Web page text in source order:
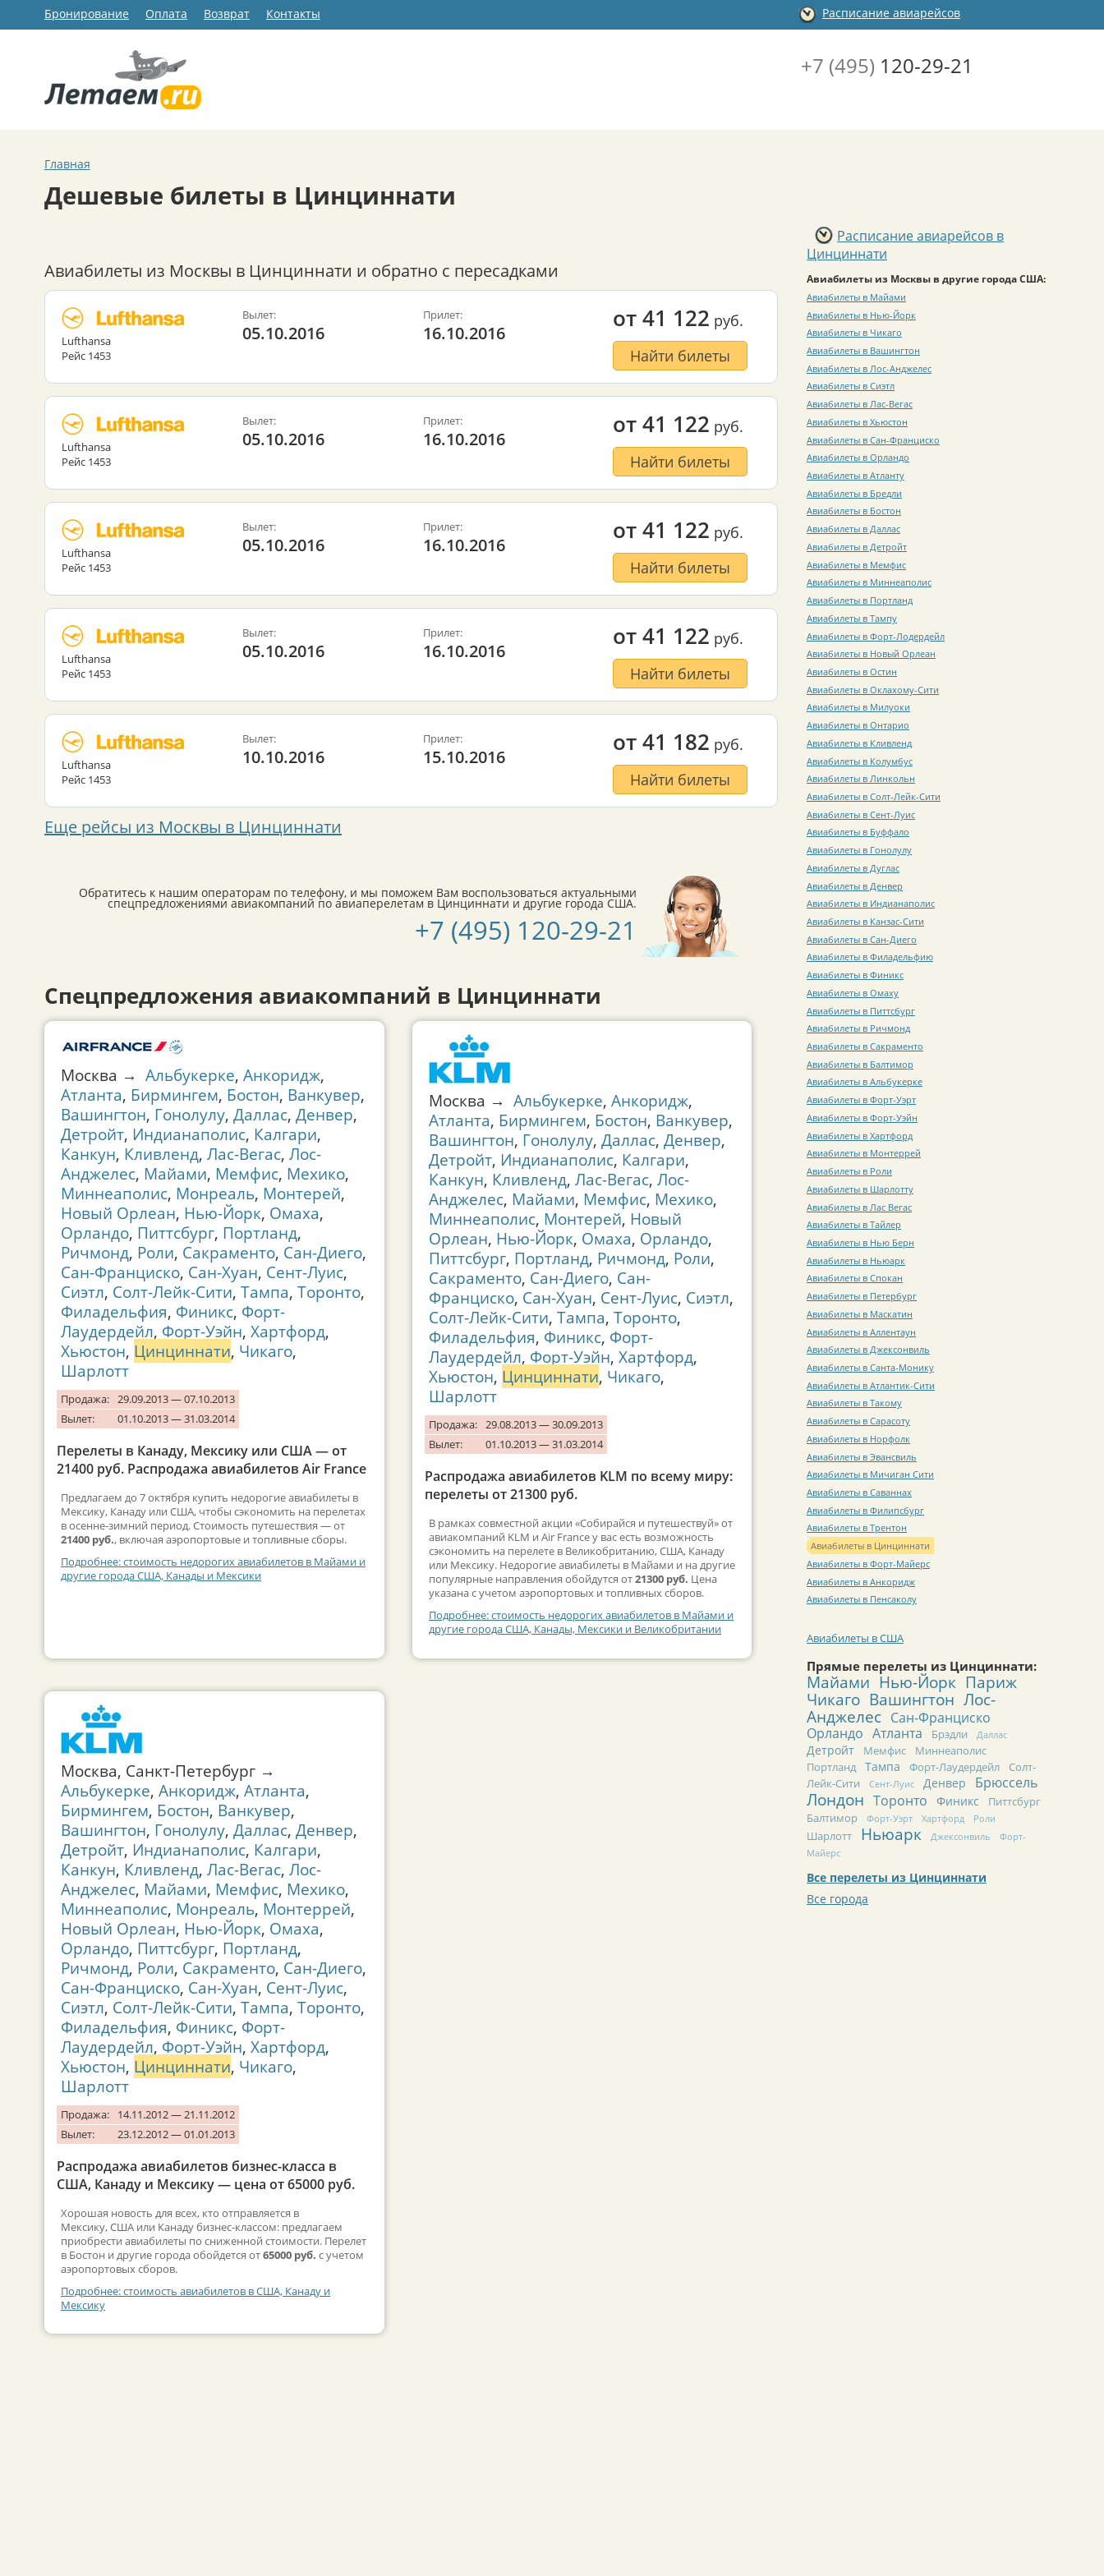
Бронирование Оплата Возврат Контакты Расписание авиарейсов
+7 (495) 120-29-21
Главная
Дешевые билеты в Цинциннати
Авиабилеты из Москвы в Цинциннати и обратно с пересадками
Lufthansa
Рейс 1453
Вылет:
05.10.2016
Прилет:
16.10.2016
от41 122 руб.
Найти билеты
Lufthansa
Рейс 1453
Вылет:
05.10.2016
Прилет:
16.10.2016
от41 122 руб.
Найти билеты
Lufthansa
Рейс 1453
Вылет:
05.10.2016
Прилет:
16.10.2016
от41 122 руб.
Найти билеты
Lufthansa
Рейс 1453
Вылет:
05.10.2016
Прилет:
16.10.2016
от41 122 руб.
Найти билеты
Lufthansa
Рейс 1453
Вылет:
10.10.2016
Прилет:
15.10.2016
от41 182 руб.
Найти билеты
Еще рейсы из Москвы в Цинциннати
Обратитесь к нашим операторам по телефону, и мы поможем Вам воспользоваться актуальными
спецпредложениями авиакомпаний по авиаперелетам в Цинциннати и другие города США.
+7 (495) 120-29-21
Спецпредложения авиакомпаний в Цинциннати
Москва → Альбукерке, Анкоридж,
Атланта, Бирмингем, Бостон, Ванкувер,
Вашингтон, Гонолулу, Даллас, Денвер,
Детройт, Индианаполис, Калгари,
Канкун, Кливленд, Лас-Вегас, Лос-
Анджелес, Майами, Мемфис, Мехико,
Миннеаполис, Монреаль, Монтерей,
Новый Орлеан, Нью-Йорк, Омаха,
Орландо, Питтсбург, Портланд,
Ричмонд, Роли, Сакраменто, Сан-Диего,
Сан-Франциско, Сан-Хуан, Сент-Луис,
Сиэтл, Солт-Лейк-Сити, Тампа, Торонто,
Филадельфия, Финикс, Форт-
Лаудердейл, Форт-Уэйн, Хартфорд,
Хьюстон, Цинциннати, Чикаго,
Шарлотт
Продажа: 29.09.2013 — 07.10.2013
Вылет:
01.10.2013 — 31.03.2014
Перелеты в Канаду, Мексику или США — от
21400 руб. Распродажа авиабилетов Air France
Предлагаем до 7 октября купить недорогие авиабилеты в
Мексику, Канаду или США, чтобы сэкономить на перелетах
в осенне-зимний период. Стоимость путешествия — от
21400 руб., включая аэропортовые и топливные сборы.
Подробнее: стоимость недорогих авиабилетов в Майами и
другие города США, Канады и Мексики
Москва, Санкт-Петербург →
Альбукерке, Анкоридж, Атланта,
Бирмингем, Бостон, Ванкувер,
Вашингтон, Гонолулу, Даллас, Денвер,
Детройт, Индианаполис, Калгари,
Канкун, Кливленд, Лас-Вегас, Лос-
Анджелес, Майами, Мемфис, Мехико,
Миннеаполис, Монреаль, Монтеррей,
Новый Орлеан, Нью-Йорк, Омаха,
Орландо, Питтсбург, Портланд,
Ричмонд, Роли, Сакраменто, Сан-Диего,
Сан-Франциско, Сан-Хуан, Сент-Луис,
Сиэтл, Солт-Лейк-Сити, Тампа, Торонто,
Филадельфия, Финикс, Форт-
Лаудердейл, Форт-Уэйн, Хартфорд,
Хьюстон, Цинциннати, Чикаго,
Шарлотт
Продажа:
14.11.2012 — 21.11.2012
Вылет:
23.12.2012 — 01.01.2013
Распродажа авиабилетов бизнес-класса в
США, Канаду и Мексику — цена от 65000 руб.
Хорошая новость для всех, кто отправляется в
Мексику, США или Канаду бизнес-классом: предлагаем
приобрести авиабилеты по сниженной стоимости. Перелет
в Бостон и другие города обойдется от65000 руб. с учетом
аэропортовых сборов.
Подробнее: стоимость авиабилетов в США, Канаду и
Мексику
Москва → Альбукерке, Анкоридж,
Атланта, Бирмингем, Бостон, Ванкувер,
Вашингтон, Гонолулу, Даллас, Денвер,
Детройт, Индианаполис, Калгари,
Канкун, Кливленд, Лас-Вегас, Лос-
Анджелес, Майами, Мемфис, Мехико,
Миннеаполис, Монтерей, Новый
Орлеан, Нью-Йорк, Омаха, Орландо,
Питтсбург, Портланд, Ричмонд, Роли,
Сакраменто, Сан-Диего, Сан-
Франциско, Сан-Хуан, Сент-Луис, Сиэтл,
Солт-Лейк-Сити, Тампа, Торонто,
Филадельфия, Финикс, Форт-
Лаудердейл, Форт-Уэйн, Хартфорд,
Хьюстон, Цинциннати, Чикаго,
Шарлотт
Продажа: 29.08.2013 — 30.09.2013
Вылет:
01.10.2013 — 31.03.2014
Распродажа авиабилетов KLM по всему миру:
перелеты от 21300 руб.
В рамках совместной акции «Собирайся и путешествуй» от
авиакомпаний KLM и Air France у вас есть возможность
сэкономить на перелете в Великобританию, США, Канаду
или Мексику. Недорогие авиабилеты в Майами и на другие
популярные направления обойдутся от21300 руб. Цена
указана с учетом аэропортовых и топливных сборов.
Подробнее: стоимость недорогих авиабилетов в Майами и
другие города США, Канады, Мексики и Великобритании
Расписание авиарейсов в
Цинциннати
Авиабилеты из Москвы в другие города США:
Авиабилеты в Майами
Авиабилеты в Нью-Йорк
Авиабилеты в Чикаго
Авиабилеты в Вашингтон
Авиабилеты в Лос-Анджелес
Авиабилеты в Сиэтл
Авиабилеты в Лас-Вегас
Авиабилеты в Хьюстон
Авиабилеты в Сан-Франциско
Авиабилеты в Орландо
Авиабилеты в Атланту
Авиабилеты в Бредли
Авиабилеты в Бостон
Авиабилеты в Даллас
Авиабилеты в Детройт
Авиабилеты в Мемфис
Авиабилеты в Миннеаполис
Авиабилеты в Портланд
Авиабилеты в Тампу
Авиабилеты в Форт-Лодердейл
Авиабилеты в Новый Орлеан
Авиабилеты в Остин
Авиабилеты в Оклахому-Сити
Авиабилеты в Милуоки
Авиабилеты в Онтарио
Авиабилеты в Кливленд
Авиабилеты в Колумбус
Авиабилеты в Линкольн
Авиабилеты в Солт-Лейк-Сити
Авиабилеты в Сент-Луис
Авиабилеты в Буффало
Авиабилеты в Гонолулу
Авиабилеты в Дуглас
Авиабилеты в Денвер
Авиабилеты в Индианаполис
Авиабилеты в Канзас-Сити
Авиабилеты в Сан-Диего
Авиабилеты в Филадельфию
Авиабилеты в Финикс
Авиабилеты в Омаху
Авиабилеты в Питтсбург
Авиабилеты в Ричмонд
Авиабилеты в Сакраменто
Авиабилеты в Балтимор
Авиабилеты в Альбукерке
Авиабилеты в Форт-Уэрт
Авиабилеты в Форт-Уэйн
Авиабилеты в Хартфорд
Авиабилеты в Монтеррей
Авиабилеты в Роли
Авиабилеты в Шарлотту
Авиабилеты в Лас Вегас
Авиабилеты в Тайлер
Авиабилеты в Нью Берн
Авиабилеты в Ньюарк
Авиабилеты в Спокан
Авиабилеты в Петербург
Авиабилеты в Маскатин
Авиабилеты в Аллентаун
Авиабилеты в Джексонвиль
Авиабилеты в Санта-Монику
Авиабилеты в Атлантик-Сити
Авиабилеты в Такому
Авиабилеты в Сарасоту
Авиабилеты в Норфолк
Авиабилеты в Эвансвиль
Авиабилеты в Мичиган Сити
Авиабилеты в Саваннах
Авиабилеты в Филипсбург
Авиабилеты в Трентон
Авиабилеты в Цинциннати
Авиабилеты в Форт-Майерс
Авиабилеты в Анкоридж
Авиабилеты в Пенсаколу
Авиабилеты в США
Прямые перелеты из Цинциннати:
Майами Нью-Йорк Париж
Чикаго Вашингтон Лос-
Анджелес Сан-Франциско
Орландо Атланта Брэдли Даллас
Детройт Мемфис
Миннеаполис
Портланд
Тампа Форт-Лаудердейл
Солт-
Лейк-Сити
Сент-Луис Денвер Брюссель
Лондон Торонто Финикс
Питтсбург
Балтимор
Форт-Уэрт Хартфорд Роли
Шарлотт Ньюарк Джексонвиль
Форт-
Майерс
Все перелеты из Цинциннати
Все города